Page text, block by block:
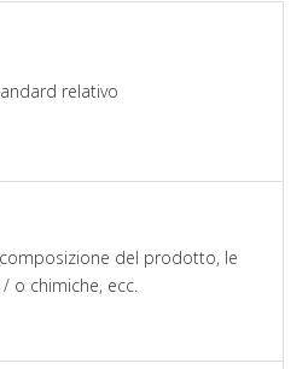
relativo
del prodotto, le
o chimiche, ecc.